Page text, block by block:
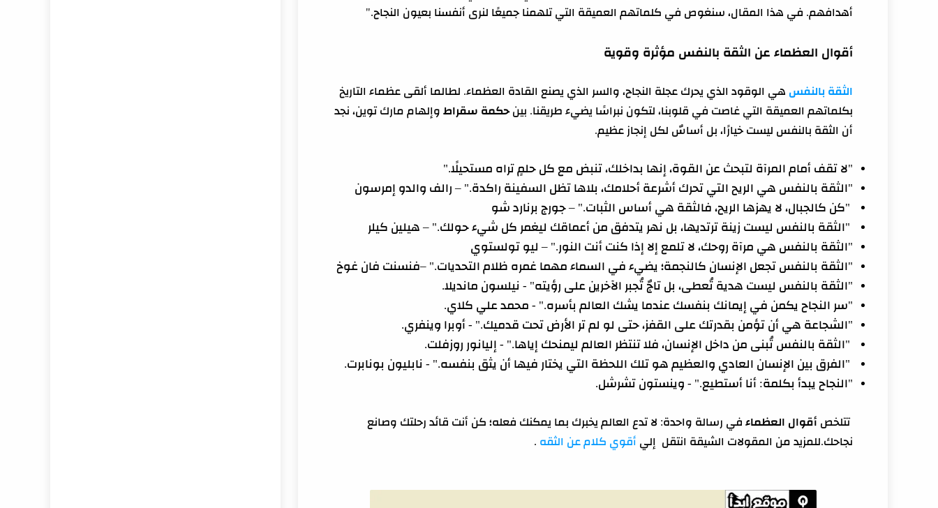
أهدافهم. في هذا المقال، سنغوص في كلماتهم العميقة التي تلهمنا جميعًا لنرى أنفسنا بعيون النجاح."
أقوال العظماء عن الثقة بالنفس مؤثرة وقوية
الثقة بالنفس هي الوقود الذي يحرك عجلة النجاح، والسر الذي يصنع القادة العظماء. لطالما ألقى عظماء التاريخ
بكلماتهم العميقة التي غاصت في قلوبنا، لتكون نبراسًا يضيء طريقنا. بينحكمة سقراط وإلهام مارك توين، نجد
أن الثقة بالنفس ليست خيارًا، بل أساسٌ لكل إنجاز عظيم.
"لا تقف أمام المرآة لتبحث عن القوة، إنها بداخلك، تنبض مع كل حلمٍ تراه مستحيلًا."
"الثقة بالنفس هي الريح التي تحرك أشرعة أحلامك، بلاها تظل السفينة راكدة." – رالف والدو إمرسون
"كن كالجبال، لا يهزها الريح، فالثقة هي أساس الثبات." – جورج برنارد شو
"الثقة بالنفس ليست زينة ترتديها، بل نهر يتدفق من أعماقك ليغمر كل شيء حولك." – هيلين كيلر
"الثقة بالنفس هي مرآة روحك، لا تلمع إلا إذا كنت أنت النور." – ليو تولستوي
"الثقة بالنفس تجعل الإنسان كالنجمة؛ يضيء في السماء مهما غمره ظلام التحديات." –فنسنت فان غوخ
"الثقة بالنفس ليست هدية تُعطى، بل تاجٌ تُجبر الآخرين على رؤيته" - نيلسون مانديلا.
"سر النجاح يكمن في إيمانك بنفسك عندما يشك العالم بأسره." - محمد علي كلاي.
"الشجاعة هي أن تؤمن بقدرتك على القفز، حتى لو لم تر الأرض تحت قدميك." - أوبرا وينفري.
"الثقة بالنفس تُبنى من داخل الإنسان، فلا تنتظر العالم ليمنحك إياها." - إليانور روزفلت.
"الفرق بين الإنسان العادي والعظيم هو تلك اللحظة التي يختار فيها أن يثق بنفسه." - نابليون بونابرت.
"النجاح يبدأ بكلمة: أنا أستطيع." - وينستون تشرشل.
تتلخص أقوال العظماء في رسالة واحدة: لا تدع العالم يخبرك بما يمكنك فعله؛ كن أنت قائد رحلتك وصانع
نجاحك.للمزيد من المقولات الشيقة انتقل إلي أقوي كلام عن الثقه .